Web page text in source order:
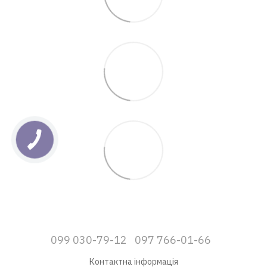
099 030-79-12 097 766-01-66
Контактна інформація